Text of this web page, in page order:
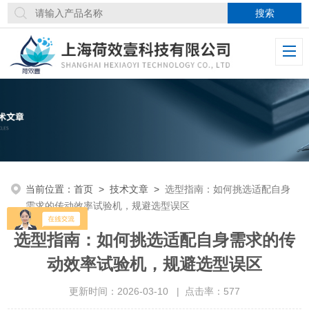
当前位置：首页 >技术文章 >选型指南：如何挑选适配自身
需求的传动效率试验机，规避选型误区
选型指南：如何挑选适配自身需求的传
动效率试验机，规避选型误区
更新时间：2026-03-10 | 点击率：577